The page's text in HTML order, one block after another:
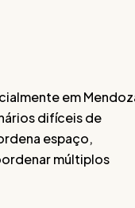
em
difíceis de
espaço,
múltiplos